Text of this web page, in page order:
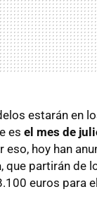
estarán en
es el mes de
eso, hoy han
, que partirán de
euros para